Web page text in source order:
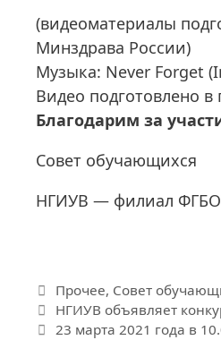
(видеоматериалы
Минздрава России)
Музыка: Never Forget
Видео подготовлено
Благодарим за
Совет обучающихся
НГИУВ — филиал
Рубрики
Прочее, Совет
НГИУВ объявляет
23 марта 2021 года в